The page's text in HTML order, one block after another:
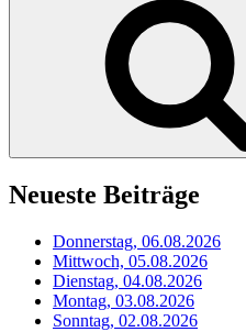
Neueste Beiträge
Donnerstag, 06.08.2026
Mittwoch, 05.08.2026
Dienstag, 04.08.2026
Montag, 03.08.2026
Sonntag, 02.08.2026